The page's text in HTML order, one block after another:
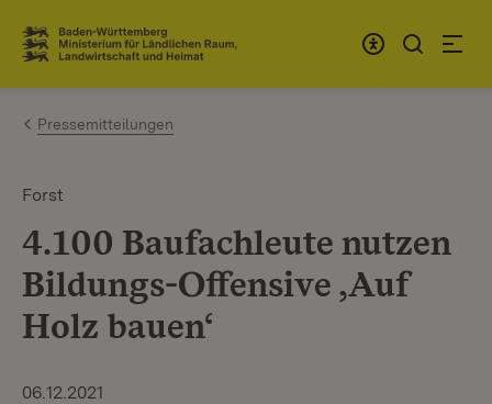
Zum Inhalt springen
Link zur Startseite
Pressemitteilungen
Forst
4.100 Baufachleute nutzen
Bildungs-Offensive ‚Auf
Holz bauen‘
06.12.2021